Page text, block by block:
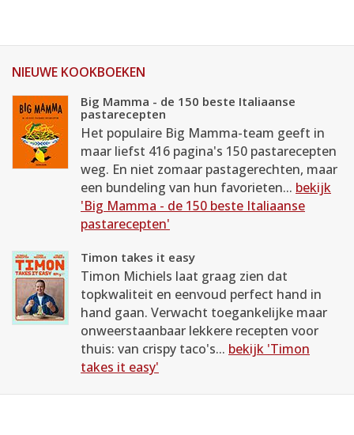
NIEUWE KOOKBOEKEN
Big Mamma - de 150 beste Italiaanse
pastarecepten
Het populaire Big Mamma-team geeft in
maar liefst 416 pagina's 150 pastarecepten
weg. En niet zomaar pastagerechten, maar
een bundeling van hun favorieten... bekijk
'Big Mamma - de 150 beste Italiaanse
pastarecepten'
Timon takes it easy
Timon Michiels laat graag zien dat
topkwaliteit en eenvoud perfect hand in
hand gaan. Verwacht toegankelijke maar
onweerstaanbaar lekkere recepten voor
thuis: van crispy taco's... bekijk 'Timon
takes it easy'